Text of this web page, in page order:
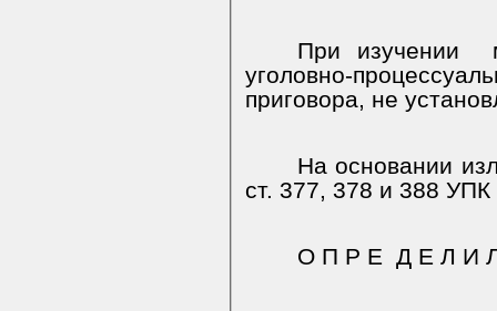
При изучении
уголовно-
приговора, не
На основании
ст. 377, 378 и 388
О П Р Е Д Е Л И